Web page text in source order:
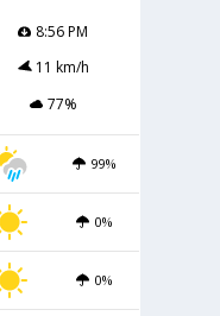
8:56 PM
11 km/h
77%
99%
0%
0%